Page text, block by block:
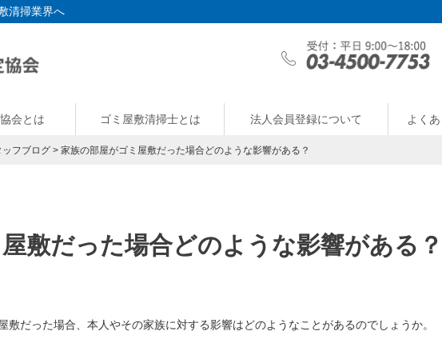
清掃業界へ
会とは ゴミ屋敷清掃士とは 法人会員登録について よく
ッフブログ > 家族の部屋がゴミ屋敷だった場合どのような影響がある？
敷だった場合どのような影響がある？
だった場合、本人やその家族に対する影響はどのようなことがあるのでしょうか。